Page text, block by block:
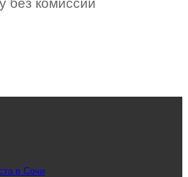
без комиссии
в Сочи